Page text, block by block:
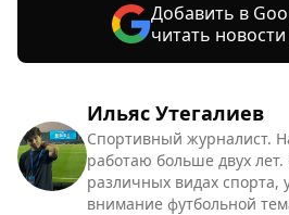
Ильяс Утегалиев
Спортивный журналист.
работаю больше двух
различных видах спорта,
внимание футбольной
Добавить в
читать